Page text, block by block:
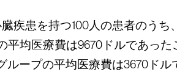
疾患を持つ100人の患者のう
均医療費は9670ドルであっ
ープの平均医療費は3670ド